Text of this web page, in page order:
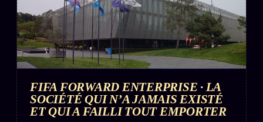
FIFA FORWARD ENTERPRISE · LA
SOCIÉTÉ QUI N’A JAMAIS EXISTÉ
ET QUI A FAILLI TOUT EMPORTER